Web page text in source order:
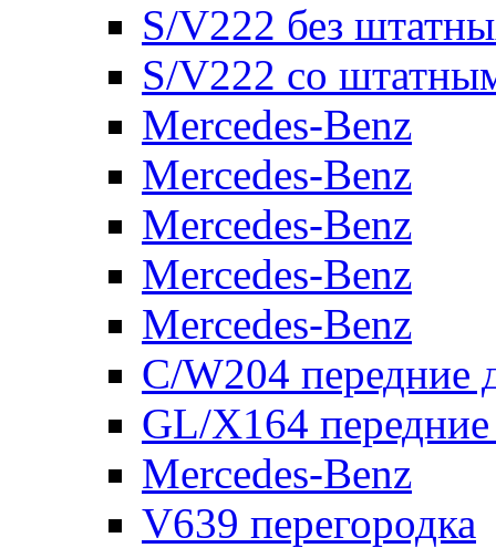
S/V222 без
S/V222 со
Mercedes-Benz
Mercedes-Benz
Mercedes-Benz
Mercedes-Benz
Mercedes-Benz
C/W204 передние
GL/X164
Mercedes-Benz
V639 перегородка